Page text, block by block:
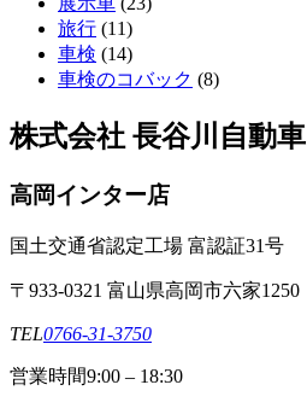
旅行 (11)
車検 (14)
車検のコバック (8)
株式会社 長谷川自動車
高岡インター店
国土交通省認定工場 富認証31号
〒933-0321 富山県高岡市六家1250
TEL0766-31-3750
営業時間9:00 – 18:30